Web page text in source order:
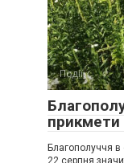
Події
прикмети
Благополуччя в
22 серпня